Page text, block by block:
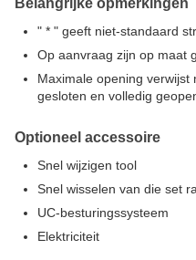
Belangrijke opmerkingen
" * " geeft niet-standaard
Op aanvraag zijn op maat
Maximale opening verwijst
gesloten en volledig
Optioneel accessoire
Snel wijzigen tool
Snel wisselen van die set
UC-besturingssysteem
Elektriciteit